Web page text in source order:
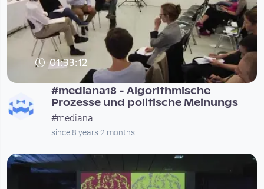
01:33:12
#mediana18 - Algorithmische
Prozesse und politische Meinungs
#mediana
since 8 years 2 months